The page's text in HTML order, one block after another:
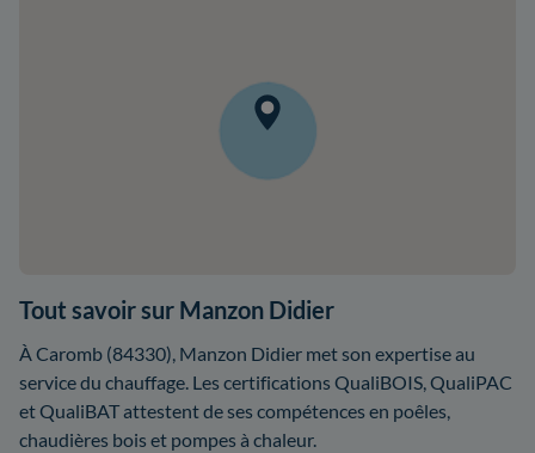
Tout savoir sur Manzon Didier
À Caromb (84330), Manzon Didier met son expertise au
service du chauffage. Les certifications QualiBOIS, QualiPAC
et QualiBAT attestent de ses compétences en poêles,
chaudières bois et pompes à chaleur.